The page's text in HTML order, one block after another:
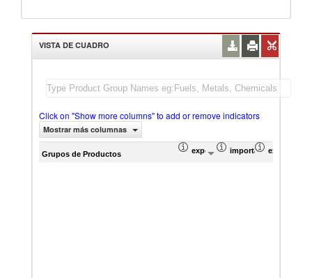
VISTA DE CUADRO
Click on "Show more columns" to add or remove indicators
Mostrar más columnas
Grupos de Productos exportación Valor del comercio
importación Valor del